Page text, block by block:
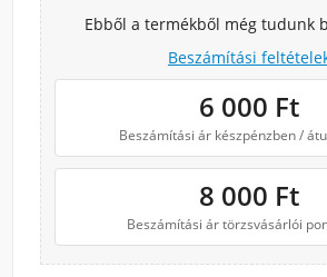
Ebből a termékből még tudunk
Beszámítási
6 000 Ft
Beszámítási ár készpénzben /
8 000 Ft
Beszámítási ár törzsvásárlói